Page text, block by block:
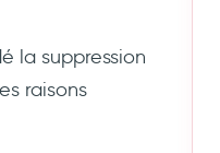
la suppression
raisons